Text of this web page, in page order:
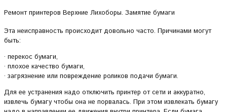
Ремонт принтеров Верхние Лихоборы. Замятие бумаги
Эта неисправность происходит довольно часто. Причинами могут
быть:
· перекос бумаги,
· плохое качество бумаги,
· загрязнение или повреждение роликов подачи бумаги.
Для ее устранения надо отключить принтер от сети и аккуратно,
извлечь бумагу чтобы она не порвалась. При этом извлекать бумагу